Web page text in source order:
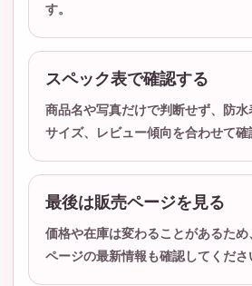
す。
スペック表で確認する
商品名や写真だけで判断せず、防水
サイズ、レビュー傾向を合わせて確
最後は販売ページを見る
価格や在庫は変わることがあるた
ページの最新情報も確認してくださ